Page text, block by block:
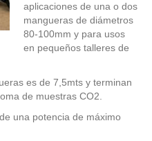
aplicaciones de una o dos
mangueras de diámetros
80-100mm y para usos
en pequeños talleres de
es de 7,5mts y terminan
de muestras CO2.
una potencia de máximo